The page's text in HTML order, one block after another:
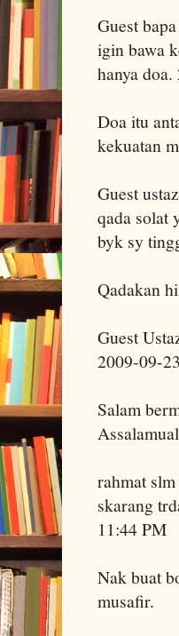
Guest
igin bawa
hanya
Doa itu
kekuatan
Guest
qada solat
byk sy
Qadakan
Guest
2009-09-
Salam
rahmat
skarang
11:44 PM
Nak buat
musafir.